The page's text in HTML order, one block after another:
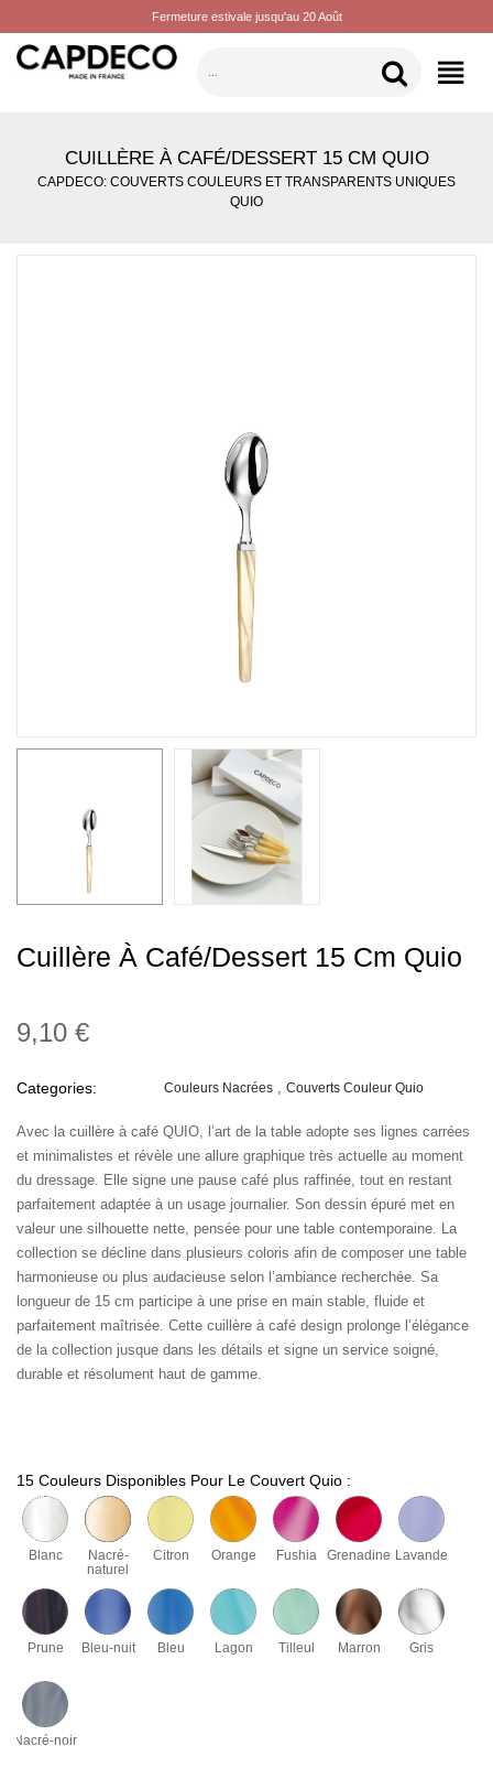
Fermeture estivale jusqu'au 20 Août
CATÉGORIES
CUILLÈRE À CAFÉ/DESSERT 15 CM QUIO
CAPDECO: COUVERTS COULEURS ET TRANSPARENTS UNIQUES
QUIO
Cuillère À Café/Dessert 15 Cm Quio
9,10 €
Categories: Couleurs Nacrées Couverts Couleur Quio
Avec la cuillère à café QUIO, l’art de la table adopte ses lignes carrées
et minimalistes et révèle une allure graphique très actuelle au moment
du dressage. Elle signe une pause café plus raffinée, tout en restant
parfaitement adaptée à un usage journalier. Son dessin épuré met en
valeur une silhouette nette, pensée pour une table contemporaine. La
collection se décline dans plusieurs coloris afin de composer une table
harmonieuse ou plus audacieuse selon l’ambiance recherchée. Sa
longueur de 15 cm participe à une prise en main stable, fluide et
parfaitement maîtrisée. Cette cuillère à café design prolonge l’élégance
de la collection jusque dans les détails et signe un service soigné,
durable et résolument haut de gamme.
15 Couleurs Disponibles Pour Le Couvert Quio :
Blanc
Nacré-
naturel
Citron Orange Fushia Grenadine Lavande
Prune Bleu-nuit Bleu Lagon Tilleul Marron Gris
Nacré-noir